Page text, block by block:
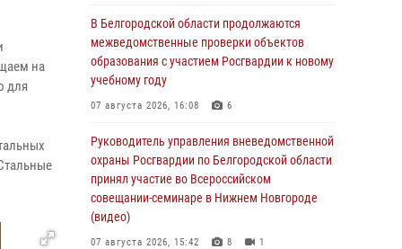
на
для
В Белгородской области продолжаются
межведомственные проверки объектов
образования с участием Росгвардии к новому
учебному году
07 августа 2026, 16:08 6
Руководитель управления вневедомственной
охраны Росгвардии по Белгородской области
принял участие во Всероссийском
совещании-семинаре в Нижнем Новгороде
(видео)
07 августа 2026, 15:42 8 1